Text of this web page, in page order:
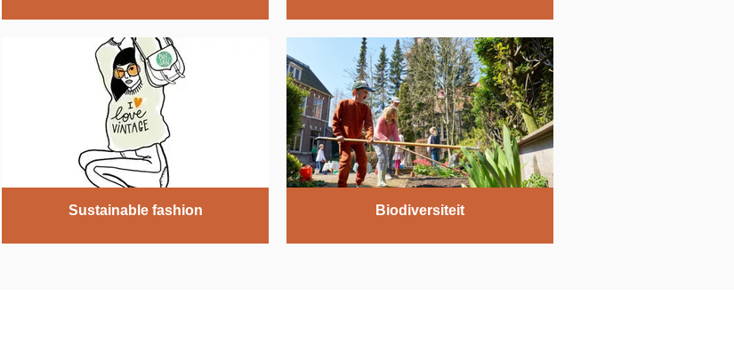
Sustainable fashion Biodiversiteit